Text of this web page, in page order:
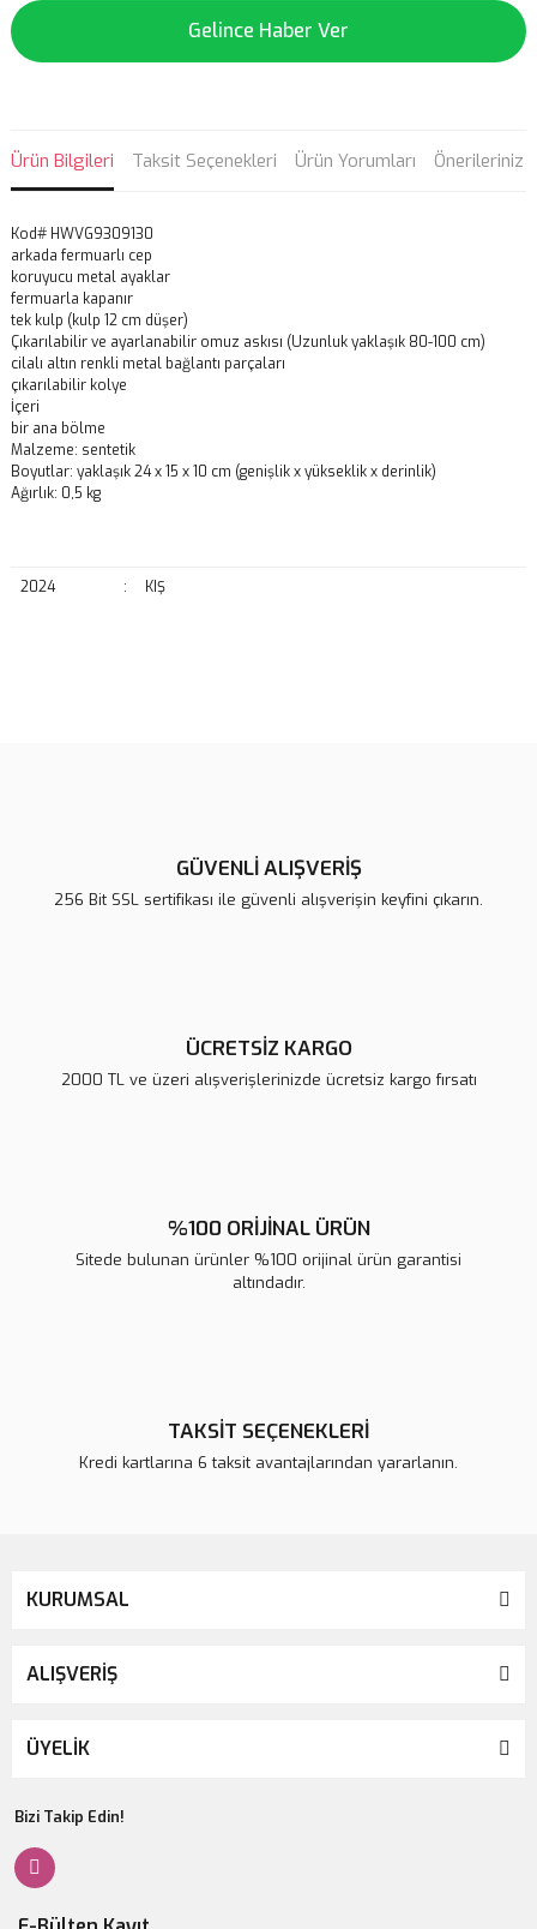
Gelince Haber Ver
Ürün Bilgileri Taksit Seçenekleri Ürün Yorumları Önerileriniz
Kod# HWVG9309130
arkada fermuarlı cep
koruyucu metal ayaklar
fermuarla kapanır
tek kulp (kulp 12 cm düşer)
Çıkarılabilir ve ayarlanabilir omuz askısı (Uzunluk yaklaşık 80-100 cm)
cilalı altın renkli metal bağlantı parçaları
çıkarılabilir kolye
İçeri
bir ana bölme
Malzeme: sentetik
Boyutlar: yaklaşık 24 x 15 x 10 cm (genişlik x yükseklik x derinlik)
Ağırlık: 0,5 kg
2024 : KIŞ
Ürün açıklamasında eksik bilgiler bulunuyor.
GÜVENLİ ALIŞVERİŞ
256 Bit SSL sertifikası ile güvenli alışverişin keyfini çıkarın.
ÜCRETSİZ KARGO
2000 TL ve üzeri alışverişlerinizde ücretsiz kargo fırsatı
%100 ORİJİNAL ÜRÜN
Sitede bulunan ürünler %100 orijinal ürün garantisi
altındadır.
TAKSİT SEÇENEKLERİ
Kredi kartlarına 6 taksit avantajlarından yararlanın.
KURUMSAL
ALIŞVERİŞ
ÜYELİK
Bizi Takip Edin!